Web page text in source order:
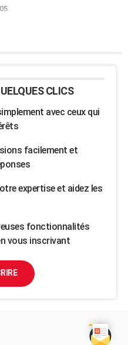
CLICS
avec ceux qui
facilement et
expertise et aidez les
fonctionnalités
vous inscrivant